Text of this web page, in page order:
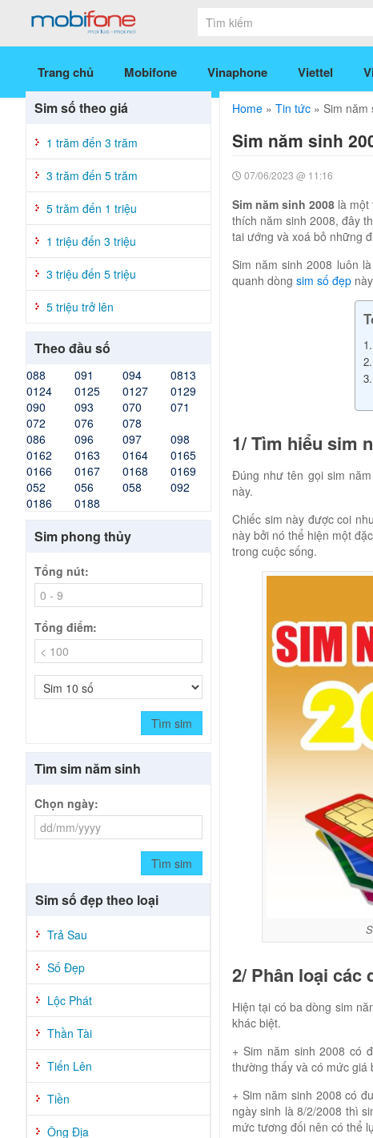
Trang chủ Mobifone Vinaphone Viettel
Home» Tin tức» Sim năm
Sim năm sinh
07/06/2023 @ 11:16
Sim năm sinh 2008 là
thích năm sinh 2008, đây
tai ướng và xoá bỏ những
Sim năm sinh 2008 luôn
quanh dòng sim số đẹpnày
1/ Tìm hiểu sim
Đúng như tên gọi sim
này.
Chiếc sim này được coi
này bởi nó thể hiện một
trong cuộc sống.
2/ Phân loại các
Hiện tại có ba dòng sim
khác biệt.
+ Sim năm sinh 2008 có
thường thấy và có mức giá
+ Sim năm sinh 2008 có
ngày sinh là 8/2/2008 thì
mức tương đối nên có thể
Sim số theo giá
1 trăm đến 3 trăm
3 trăm đến 5 trăm
5 trăm đến 1 triệu
1 triệu đến 3 triệu
3 triệu đến 5 triệu
5 triệu trở lên
Theo đầu số
088 091 094
0813
0124
0125 0127
0129
090
093 070
071
072
076
078
086
096 097
098
0162
0163 0164
0165
0166
0167 0168
0169
052
056 058
092
0186
0188
Sim phong thủy
Tổng nút:
Tổng điểm:
Tìm sim
Tìm sim năm sinh
Chọn ngày:
Tìm sim
Sim số đẹp theo loại
Trả Sau
Số Đẹp
Lộc Phát
Thần Tài
Tiến Lên
Tiền
Ông Địa